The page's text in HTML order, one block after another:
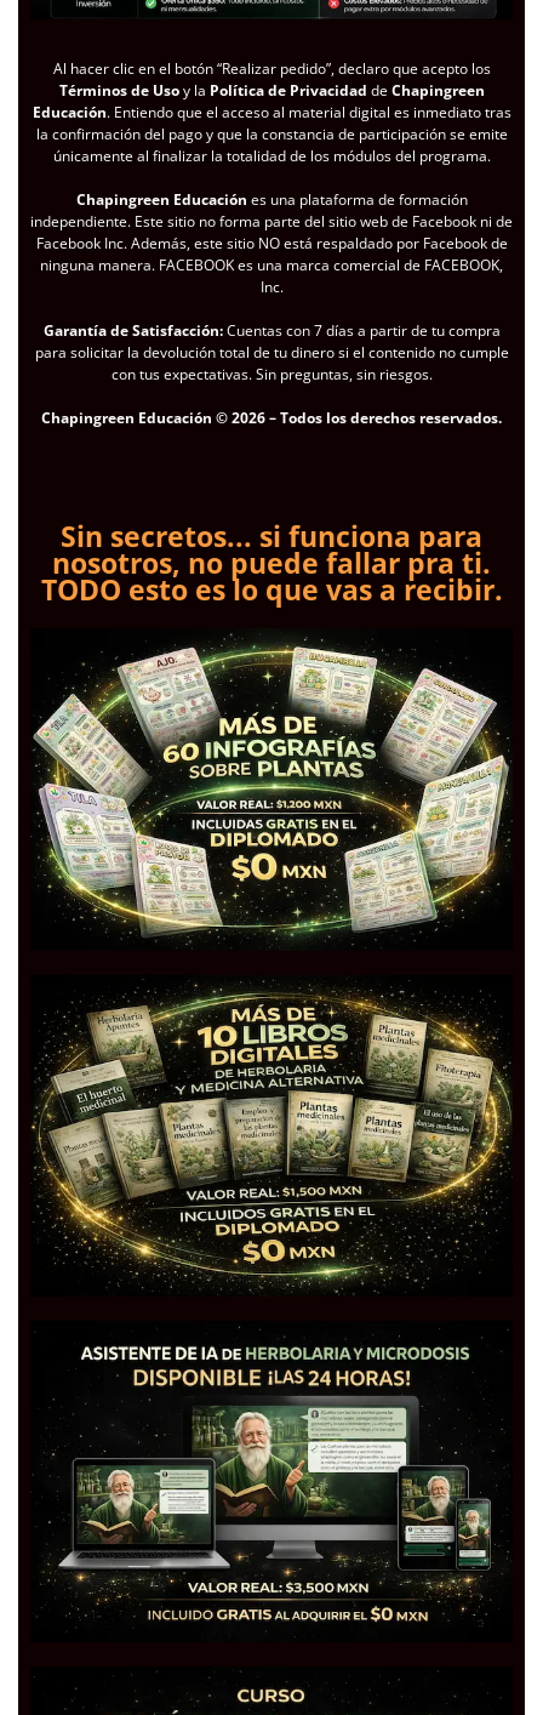
Al hacer clic en el botón “Realizar pedido”, declaro que acepto los
Términos de Usoy la Política de Privacidad de Chapingreen
Educación. Entiendo que el acceso al material digital es inmediato tras
la confirmación del pago y que la constancia de participación se emite
únicamente al finalizar la totalidad de los módulos del programa.
Chapingreen Educación es una plataforma de formación
independiente. Este sitio no forma parte del sitio web de Facebook ni de
Facebook Inc. Además, este sitio NO está respaldado por Facebook de
ninguna manera. FACEBOOK es una marca comercial de FACEBOOK,
Inc.
Garantía de Satisfacción:Cuentas con 7 días a partir de tu compra
para solicitar la devolución total de tu dinero si el contenido no cumple
con tus expectativas. Sin preguntas, sin riesgos.
Chapingreen Educación © 2026 – Todos los derechos reservados.
Sin secretos... si funciona para
nosotros, no puede fallar pra ti.
TODO esto es lo que vas a recibir.